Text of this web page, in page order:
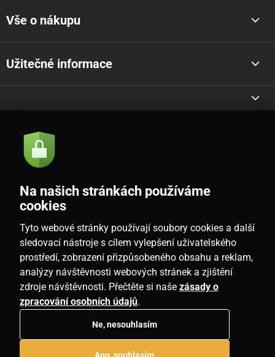
Vše o nákupu
Užitečné informace
Akce a novinky e-mailem
Souhlasím sezásadami zpracování osobních údajů
CZ
www.homeville.cz
Na našich stránkách používáme
cookies
Tyto webové stránky používají soubory cookies a další
sledovací nástroje s cílem vylepšení uživatelského
prostředí, zobrazení přizpůsobeného obsahu a reklam,
analýzy návštěvnosti webových stránek a zjištění
zdroje návštěvnosti. Přečtěte si naše zásady o
zpracování osobních údajů.
Ne, nesouhlasím